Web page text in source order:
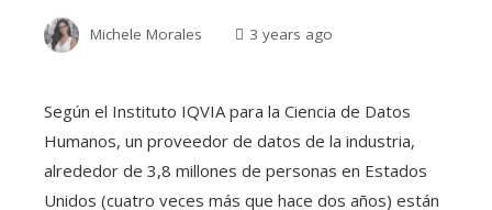
Michele Morales 3 years ago
Según el Instituto IQVIA para la Ciencia de Datos
Humanos, un proveedor de datos de la industria,
alrededor de 3,8 millones de personas en Estados
Unidos (cuatro veces más que hace dos años) están